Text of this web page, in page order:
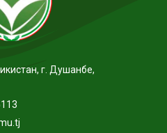
г. Душанбе,